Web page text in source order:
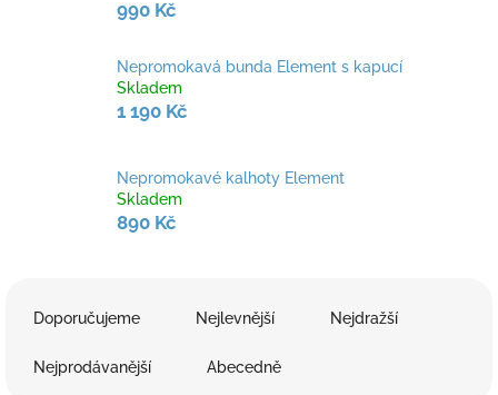
990 Kč
Nepromokavá bunda Element s kapucí
Skladem
1 190 Kč
Nepromokavé kalhoty Element
Skladem
890 Kč
Doporučujeme Nejlevnější Nejdražší
Nejprodávanější Abecedně